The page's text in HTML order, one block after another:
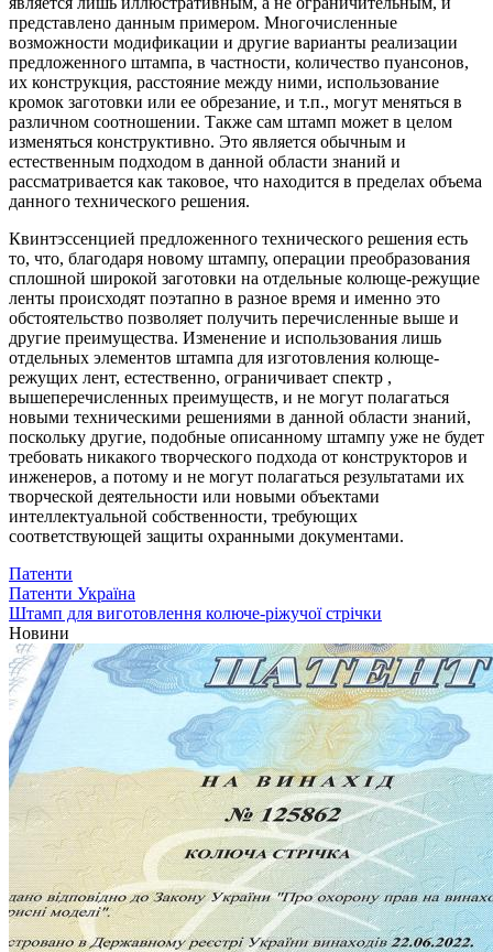
представлено данным примером. Многочисленные
возможности модификации и другие варианты реализации
предложенного штампа, в частности, количество пуансонов,
их конструкция, расстояние между ними, использование
кромок заготовки или ее обрезание, и т.п., могут меняться в
различном соотношении. Также сам штамп может в целом
изменяться конструктивно. Это является обычным и
естественным подходом в данной области знаний и
рассматривается как таковое, что находится в пределах объема
данного технического решения.
Квинтэссенцией предложенного технического решения есть
то, что, благодаря новому штампу, операции преобразования
сплошной широкой заготовки на отдельные колюще-режущие
ленты происходят поэтапно в разное время и именно это
обстоятельство позволяет получить перечисленные выше и
другие преимущества. Изменение и использования лишь
отдельных элементов штампа для изготовления колюще-
режущих лент, естественно, ограничивает спектр ,
вышеперечисленных преимуществ, и не могут полагаться
новыми техническими решениями в данной области знаний,
поскольку другие, подобные описанному штампу уже не будет
требовать никакого творческого подхода от конструкторов и
инженеров, а потому и не могут полагаться результатами их
творческой деятельности или новыми объектами
интеллектуальной собственности, требующих
соответствующей защиты охранными документами.
Патенти
Патенти Україна
Штамп для виготовлення колюче-ріжучої стрічки
Новини